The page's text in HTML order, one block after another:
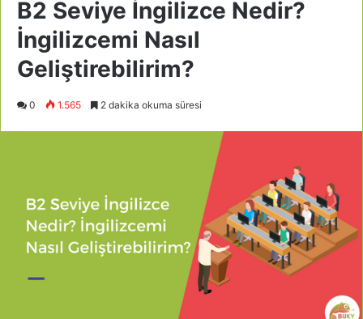
B2 Seviye İngilizce Nedir?
İngilizcemi Nasıl
Geliştirebilirim?
0 1.565 2 dakika okuma süresi